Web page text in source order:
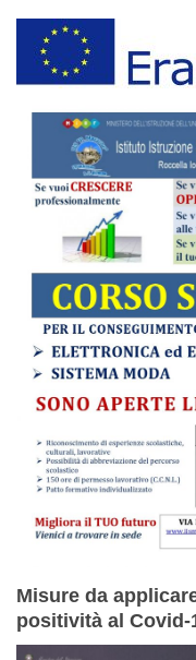
Misure da
positività al Covid-